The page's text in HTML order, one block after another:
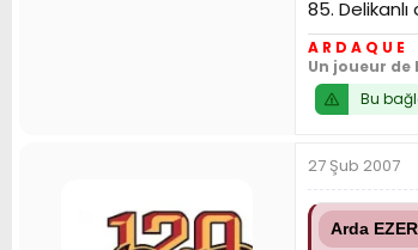
85.
A R D A Q U E
Un joueur
Bu
27 Şub 2007
Arda